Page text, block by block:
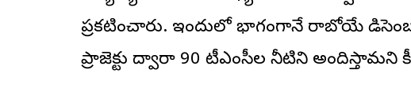
ప్రకటించారు. ఇందులో భాగంగానే రాబోయే
ప్రాజెక్టు ద్వారా 90 టీఎంసీల నీటిని